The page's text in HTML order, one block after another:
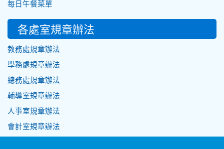
每日午餐菜單
各處室規章辦法
教務處規章辦法
學務處規章辦法
總務處規章辦法
輔導室規章辦法
人事室規章辦法
會計室規章辦法